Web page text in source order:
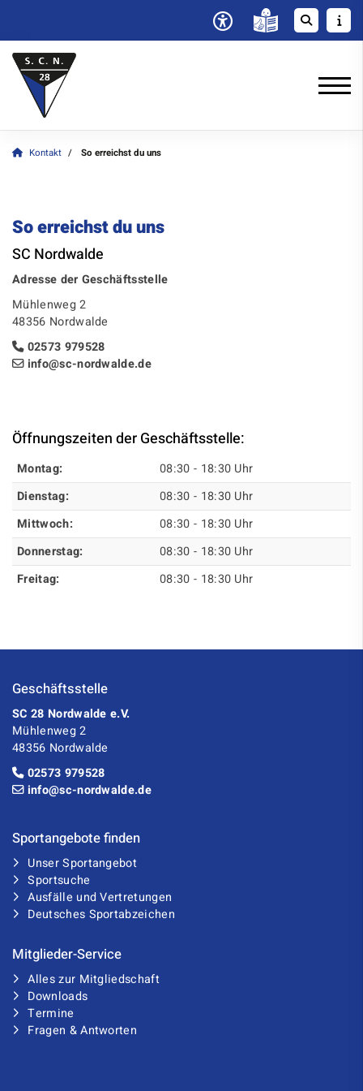
Kontakt So erreichst du uns
So erreichst du uns
SC Nordwalde
Adresse der Geschäftsstelle
Mühlenweg 2
48356 Nordwalde
02573 979528
info@sc-nordwalde.de
Öffnungszeiten der Geschäftsstelle:
Montag:
08:30 - 18:30 Uhr
Dienstag:
08:30 - 18:30 Uhr
Mittwoch:
08:30 - 18:30 Uhr
Donnerstag:
08:30 - 18:30 Uhr
Freitag:
08:30 - 18:30 Uhr
Geschäftsstelle
SC 28 Nordwalde e.V.
Mühlenweg 2
48356 Nordwalde
02573 979528
info@sc-nordwalde.de
Sportangebote finden
Unser Sportangebot
Sportsuche
Ausfälle und Vertretungen
Deutsches Sportabzeichen
Mitglieder-Service
Alles zur Mitgliedschaft
Downloads
Termine
Fragen & Antworten